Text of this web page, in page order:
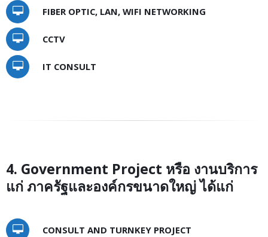
FIBER OPTIC, LAN, WIFI NETWORKING
CCTV
IT CONSULT
4. Government Project หรือ งานบริการ
แก่ ภาครัฐและองค์กรขนาดใหญ่ ได้แก่
CONSULT AND TURNKEY PROJECT